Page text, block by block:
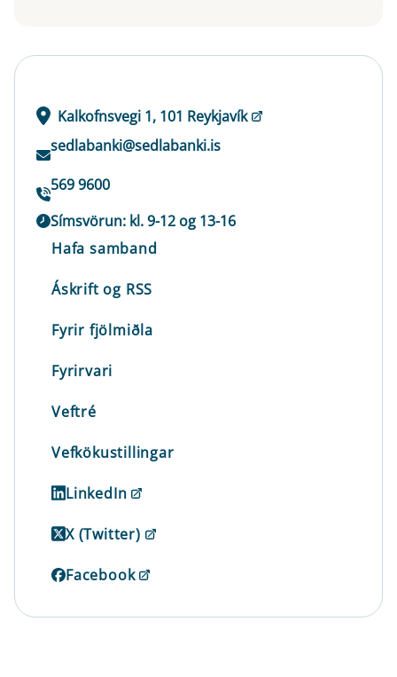
Kalkofnsvegi 1, 101 Reykjavík
sedlabanki@sedlabanki.is
569 9600
Símsvörun: kl. 9-12 og 13-16
Hafa samband
Áskrift og RSS
Fyrir fjölmiðla
Fyrirvari
Veftré
Vefkökustillingar
LinkedIn
X (Twitter)
Facebook